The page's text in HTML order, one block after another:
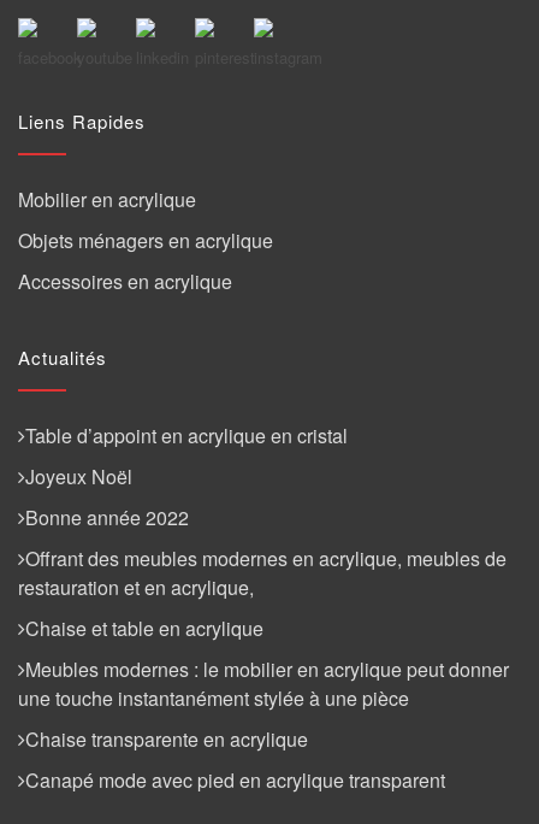
Liens Rapides
Mobilier en acrylique
Objets ménagers en acrylique
Accessoires en acrylique
Actualités
Table d’appoint en acrylique en cristal
Joyeux Noël
Bonne année 2022
Offrant des meubles modernes en acrylique, meubles de
restauration et en acrylique,
Chaise et table en acrylique
Meubles modernes : le mobilier en acrylique peut donner
une touche instantanément stylée à une pièce
Chaise transparente en acrylique
Canapé mode avec pied en acrylique transparent